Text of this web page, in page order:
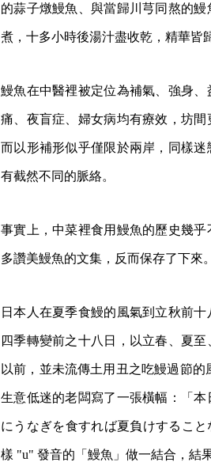
的蒜子燉鰻魚、與當歸川芎同熬的
煮，十多小時後湯汁盡收乾，精華皆
鰻魚在中醫裡被定位為補氣、強身
痛、夜盲症、婦女病均有療效，坊
而以形補形似乎僅限於兩岸，同樣
有截然不同的脈絡。
事實上，中菜裡食用鰻魚的歷史幾
多讚美鰻魚的文集，反而保存了下來。
日本人在夏季食鰻的風氣到立秋前
四季轉變前之十八日，以立春、夏
以前，並未流傳土用丑之吃鰻過節的
生意低迷的老闆寫了一張橫幅：「
にうなぎを食すれば夏負けするこ
樣 "u" 發音的「鰻魚」做一結合，結